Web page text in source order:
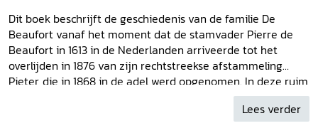
Dit boek beschrijft de geschiedenis van de familie De
Beaufort vanaf het moment dat de stamvader Pierre de
Beaufort in 1613 in de Nederlanden arriveerde tot het
overlijden in 1876 van zijn rechtstreekse afstammeling
Pieter, die in 1868 in de adel werd opgenomen. In deze ruim
250 jaar wisten de opeenvolgende generaties tot hoge
aanzien te komen, waardoor verheffing in de adeldom
Lees verder